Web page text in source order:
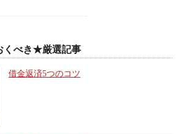
くべき★厳選記事
借金返済5つのコツ